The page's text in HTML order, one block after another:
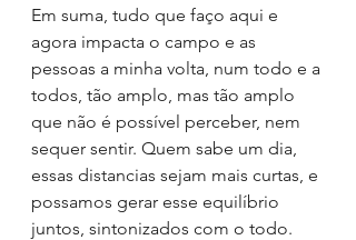
Em suma, tudo que faço aqui e
agora impacta o campo e as
pessoas a minha volta, num todo e a
todos, tão amplo, mas tão amplo
que não é possível perceber, nem
sequer sentir. Quem sabe um dia,
essas distancias sejam mais curtas, e
possamos gerar esse equilíbrio
juntos, sintonizados com o todo.